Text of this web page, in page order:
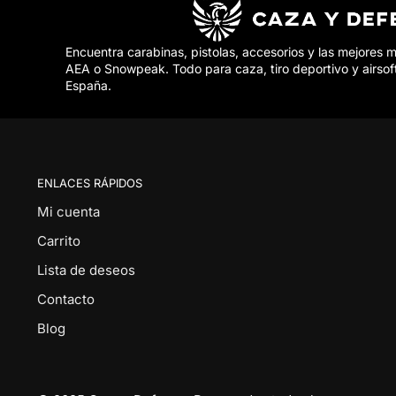
Encuentra carabinas, pistolas, accesorios y las mejores
AEA o Snowpeak. Todo para caza, tiro deportivo y
España.
ENLACES RÁPIDOS
Mi cuenta
Carrito
Lista de deseos
Contacto
Blog